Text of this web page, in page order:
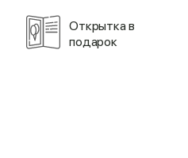
Открытка в
подарок